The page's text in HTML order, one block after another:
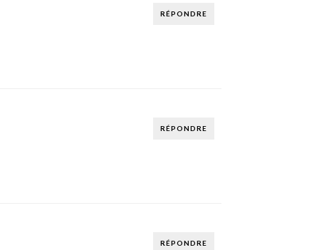
RÉPONDRE
RÉPONDRE
RÉPONDRE